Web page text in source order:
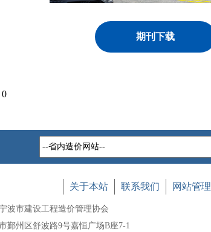
期刊下载
0
关于本站 联系我们 网站管理
波市建设工程造价管理协会
鄞州区舒波路9号嘉恒广场B座7-1